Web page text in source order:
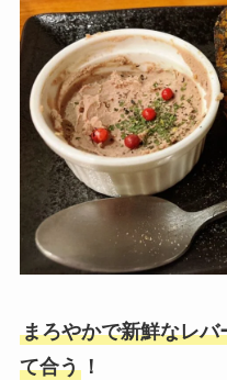
まろやかで新鮮なレ
て合う！